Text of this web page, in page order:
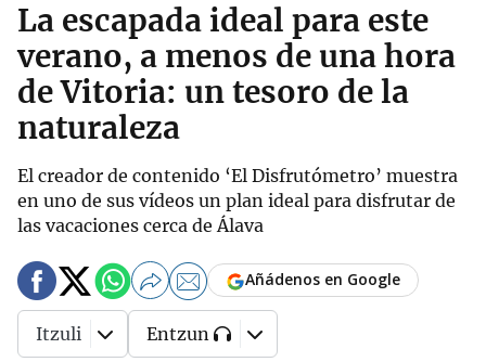
La escapada ideal para este
verano, a menos de una hora
de Vitoria: un tesoro de la
naturaleza
El creador de contenido ‘El Disfrutómetro’ muestra
en uno de sus vídeos un plan ideal para disfrutar de
las vacaciones cerca de Álava
Añádenos en Google
Itzuli Entzun